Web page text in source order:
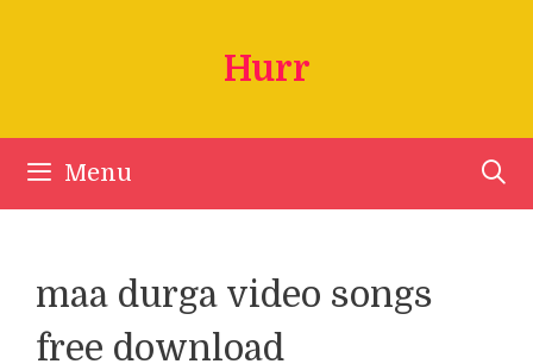
Hurr
Menu
maa durga video songs
free download